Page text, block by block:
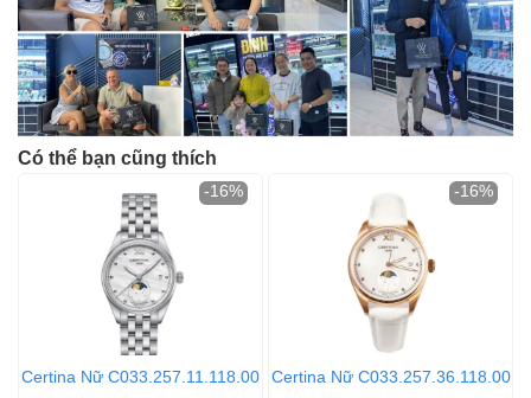
Có thể bạn cũng thích
Certina Nữ C033.257.11.118.00
-16%
Certina Nữ C033.257.36.118.00
-16%